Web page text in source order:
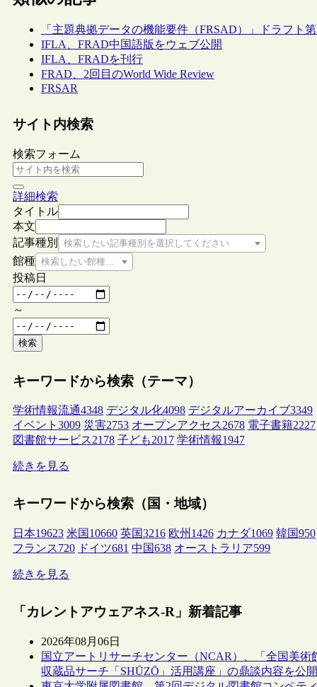
「主題典拠データの機能要件（FRSAD）」ドラフト
IFLA、FRAD中国語版をウェブ公開
IFLA、FRADを刊行
FRAD、2回目のWorld Wide Review
FRSAR
サイト内検索
検索フォーム
詳細検索
タイトル
本文
記事種別
検索したい記事種別を選択してください
館種 検索したい館種を選択してください
投稿日
～
検索
キーワードから検索（テーマ）
学術情報流通4348 デジタル化4098 デジタルアーカイブ3349
イベント 3009 災害2753 オープンアクセス2678 電子書籍2227
図書館サービス2178 子ども2017 学術情報1947
続きを見る
キーワードから検索（国・地域）
日本19623 米国 10660 英国3216 欧州 1426 カナダ1069 韓国950
フランス720 ドイツ681 中国638 オーストラリア599
続きを見る
「カレントアウェアネス-R」新着記事
2026年08月06日
国立アートリサーチセンター（NCAR）、「全国美術
収蔵品サーチ「SHŪZŌ」活用講座」の鼎談内容を公開